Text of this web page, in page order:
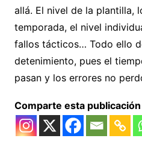
allá. El nivel de la plantilla,
temporada, el nivel
fallos tácticos… Todo ello
detenimiento, pues el
pasan y los errores no
Comparte esta publicación